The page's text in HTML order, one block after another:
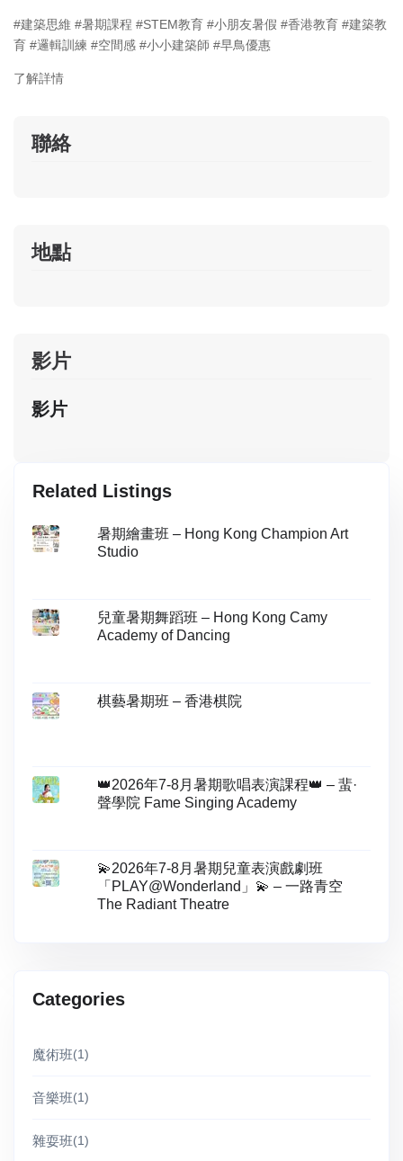
#建築思維 #暑期課程 #STEM教育 #小朋友暑假 #香港教育 #建築教
育 #邏輯訓練 #空間感 #小小建築師 #早鳥優惠
了解詳情
聯絡
地點
影片
影片
Related Listings
暑期繪畫班 – Hong Kong Champion Art
Studio
兒童暑期舞蹈班 – Hong Kong Camy
Academy of Dancing
棋藝暑期班 – 香港棋院
👑2026年7-8月暑期歌唱表演課程👑 – 蜚·
聲學院 Fame Singing Academy
💫2026年7-8月暑期兒童表演戲劇班
「PLAY@Wonderland」💫 – 一路青空
The Radiant Theatre
Categories
魔術班(1)
音樂班(1)
雜耍班(1)